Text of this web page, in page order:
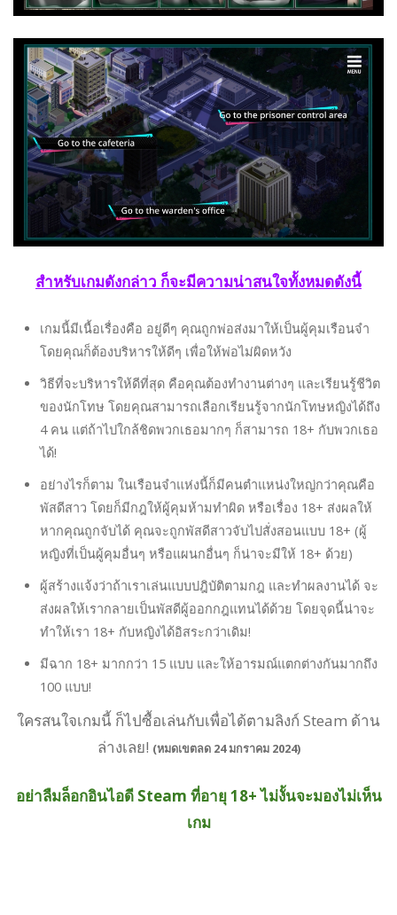
สำหรับเกมดังกล่าว ก็จะมีความน่าสนใจทั้งหมดดังนี้
เกมนี้มีเนื้อเรื่องคือ อยู่ดีๆ คุณถูกพ่อส่งมาให้เป็นผู้คุมเรือนจำ
โดยคุณก็ต้องบริหารให้ดีๆ เพื่อให้พ่อไม่ผิดหวัง
วิธีที่จะบริหารให้ดีที่สุด คือคุณต้องทำงานต่างๆ และเรียนรู้ชีวิต
ของนักโทษ โดยคุณสามารถเลือกเรียนรู้จากนักโทษหญิงได้ถึง
4 คน แต่ถ้าไปใกล้ชิดพวกเธอมากๆ ก็สามารถ 18+ กับพวกเธอ
ได้!
อย่างไรก็ตาม ในเรือนจำแห่งนี้ก็มีคนตำแหน่งใหญ่กว่าคุณคือ
พัสดีสาว โดยก็มีกฎให้ผู้คุมห้ามทำผิด หรือเรื่อง 18+ ส่งผลให้
หากคุณถูกจับได้ คุณจะถูกพัสดีสาวจับไปสั่งสอนแบบ 18+ (ผู้
หญิงที่เป็นผู้คุมอื่นๆ หรือแผนกอื่นๆ ก็น่าจะมีให้ 18+ ด้วย)
ผู้สร้างแจ้งว่าถ้าเราเล่นแบบปฎิบัติตามกฎ และทำผลงานได้ จะ
ส่งผลให้เรากลายเป็นพัสดีผู้ออกกฎแทนได้ด้วย โดยจุดนี้น่าจะ
ทำให้เรา 18+ กับหญิงได้อิสระกว่าเดิม!
มีฉาก 18+ มากกว่า 15 แบบ และให้อารมณ์แตกต่างกันมากถึง
100 แบบ!
ใครสนใจเกมนี้ ก็ไปซื้อเล่นกับเพื่อได้ตามลิงก์ Steam ด้าน
ล่างเลย! (หมดเขตลด 24 มกราคม 2024)
อย่าลืมล็อกอินไอดี Steam ที่อายุ 18+ ไม่งั้นจะมองไม่เห็น
เกม